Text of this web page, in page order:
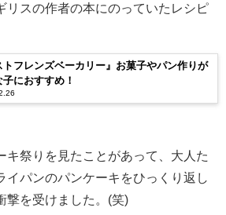
リスの作者の本にのっていたレシピ
トフレンズベーカリー』お菓子やパン作りが
におすすめ！
キ祭りを見たことがあって、大人た
イパンのパンケーキをひっくり返し
撃を受けました。(笑)